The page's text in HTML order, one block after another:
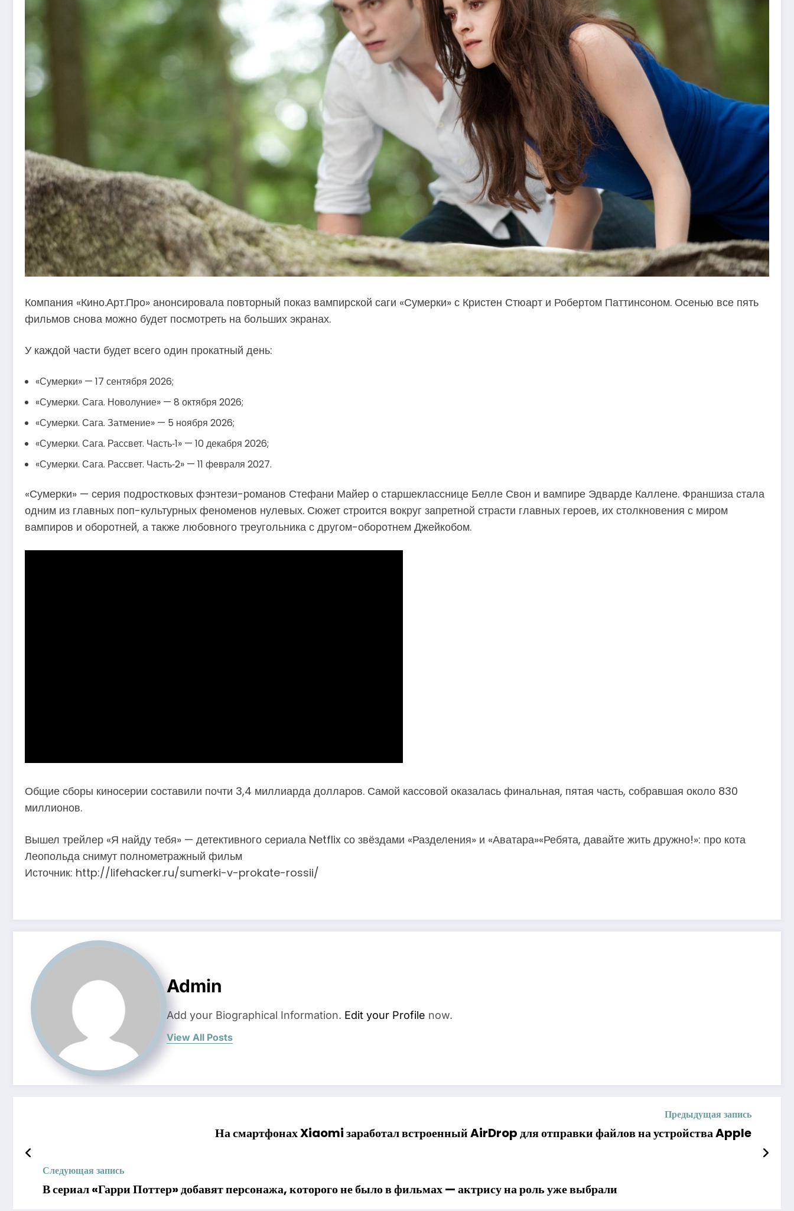
Компания «Кино.Арт.Про» анонсировала повторный показ вампирской саги «Сумерки» с Кристен Стюарт и Робертом Паттинсоном. Осенью все пять
фильмов снова можно будет посмотреть на больших экранах.
У каждой части будет всего один прокатный день:
«Сумерки» — 17 сентября 2026;
«Сумерки. Сага. Новолуние» — 8 октября 2026;
«Сумерки. Сага. Затмение» — 5 ноября 2026;
«Сумерки. Сага. Рассвет. Часть‑1» — 10 декабря 2026;
«Сумерки. Сага. Рассвет. Часть‑2» — 11 февраля 2027.
«Сумерки» — серия подростковых фэнтези-романов Стефани Майер о старшекласснице Белле Свон и вампире Эдварде Каллене. Франшиза стала
одним из главных поп-культурных феноменов нулевых. Сюжет строится вокруг запретной страсти главных героев, их столкновения с миром
вампиров и оборотней, а также любовного треугольника с другом-оборотнем Джейкобом.
Общие сборы киносерии составили почти 3,4 миллиарда долларов. Самой кассовой оказалась финальная, пятая часть, собравшая около 830
миллионов.
Вышел трейлер «Я найду тебя» — детективного сериала Netflix со звёздами «Разделения» и «Аватара»«Ребята, давайте жить дружно!»: про кота
Леопольда снимут полнометражный фильм
Источник: http://lifehacker.ru/sumerki-v-prokate-rossii/
Admin
Add your Biographical Information. Edit your Profile now.
View All Posts
Предыдущая запись
На смартфонах Xiaomi заработал встроенный AirDrop для отправки файлов на устройства Apple
Следующая запись
В сериал «Гарри Поттер» добавят персонажа, которого не было в фильмах — актрису на роль уже выбрали